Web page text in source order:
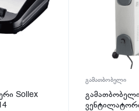
Sollex
გამათბობელი